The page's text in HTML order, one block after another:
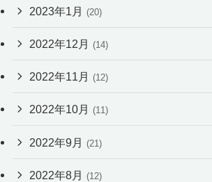
2023年1月 (20)
2022年12月 (14)
2022年11月 (12)
2022年10月 (11)
2022年9月 (21)
2022年8月 (12)